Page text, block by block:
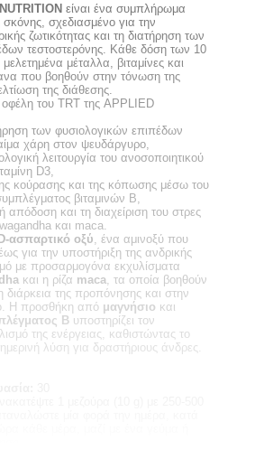
είναι ένα συμπλήρωμα
σχεδιασμένο για την
ζωτικότητας και τη διατήρηση των
τεστοστερόνης. Κάθε δόση των 10
μέταλλα, βιταμίνες και
που βοηθούν στην τόνωση της
της διάθεσης.
οφέλη του TRT της APPLIED
των φυσιολογικών επιπέδων
χάρη στον ψευδάργυρο,
λειτουργία του ανοσοποιητικού
D3,
κούρασης και της κόπωσης μέσω του
βιταμινών B,
απόδοση και τη διαχείριση του στρες
και maca.
D-ασπαρτικό οξύ , ένα αμινοξύ που
για την υποστήριξη της ανδρικής
με προσαρμογόνα εκχυλίσματα
και η ρίζα maca , τα οποία βοηθούν
διάρκεια της προπόνησης και στην
Η προσθήκη από μαγνήσιο και
Β υποστηρίζει τον
της ενέργειας, καθιστώντας το
λύση για δραστήριους άνδρες.
μαγνήσιο, βιταμίνη D3